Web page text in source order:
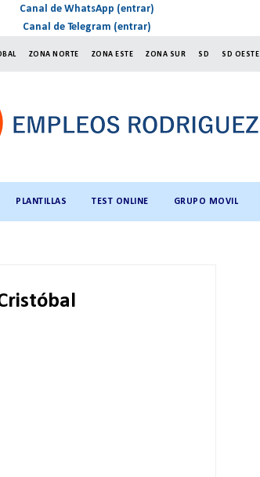
Canal de WhatsApp (entrar)
Canal de Telegram (entrar)
ZONA NORTE ZONA ESTE ZONA SUR SD SD OESTE
PLANTILLAS TEST ONLINE GRUPO MOVIL